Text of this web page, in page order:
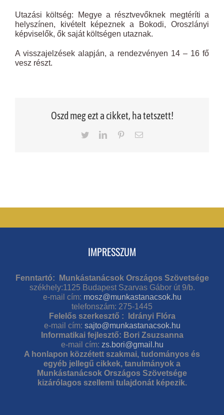
Utazási költség: Megye a résztvevőknek megtéríti a
helyszínen, kivételt képeznek a Bokodi, Oroszlányi
képviselők, ők saját költségen utaznak.
A visszajelzések alapján, a rendezvényen 14 – 16 fő
vesz részt.
Oszd meg ezt a cikket, ha tetszett!
TwitterLinkedInPinterestEmail
IMPRESSZUM
Fenntartó: Munkástanácsok Országos Szövetsége
székhely:1125 Budapest Szarvas Gábor út 9/b.
e-mail cím: mosz@munkastanacsok.hu
telefonszám: 275-1445
Felelős szerkesztő : Idrányi Flóra
e-mail cím: sajto@munkastanacsok.hu
Informatikai fejlesztő: Bori Zsuzsanna
e-mail cím: zs.bori@gmail.hu
A honlapon közzétett szakmai, tudományos és
egyéb jellegű cikkek, tanulmányok a
Munkástanácsok Országos Szövetsége
kizárólagos szellemi tulajdonát képezik.